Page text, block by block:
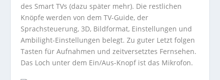
des Smart TVs (dazu später mehr). Die restlichen
Knöpfe werden von dem TV-Guide, der
Sprachsteuerung, 3D, Bildformat, Einstellungen und
Ambilight-Einstellungen belegt. Zu guter Letzt folgen
Tasten für Aufnahmen und zeitversetztes Fernsehen.
Das Loch unter dem Ein/Aus-Knopf ist das Mikrofon.